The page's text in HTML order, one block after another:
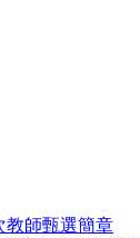
教師甄選簡章